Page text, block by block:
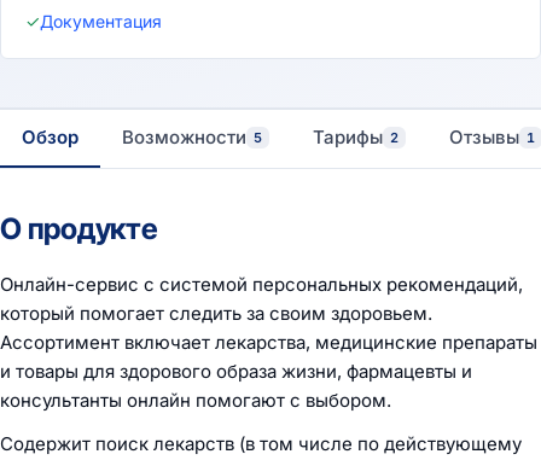
✓Документация
Обзор Возможности 5 Тарифы 2 Отзывы 1
О продукте
Онлайн-сервис с системой персональных рекомендаций,
который помогает следить за своим здоровьем.
Ассортимент включает лекарства, медицинские препараты
и товары для здорового образа жизни, фармацевты и
консультанты онлайн помогают с выбором.
Содержит поиск лекарств (в том числе по действующему